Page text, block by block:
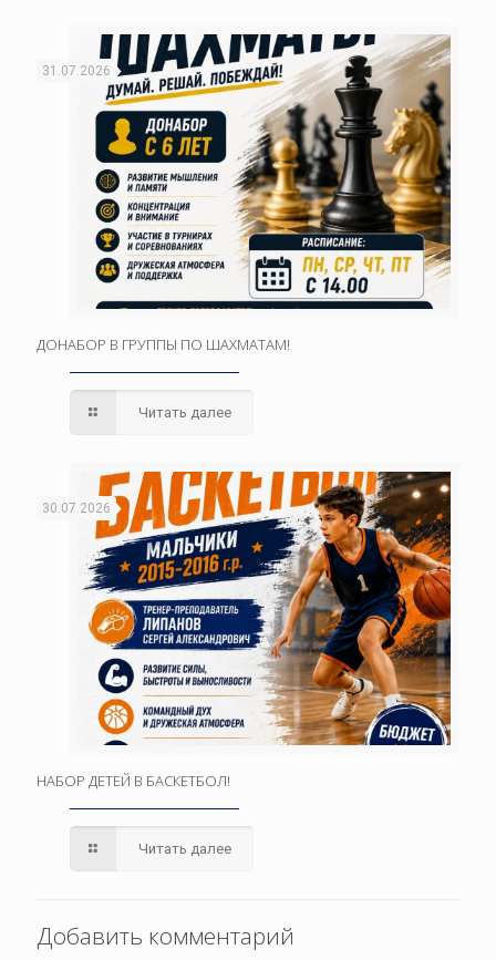
31.07.2026
ДОНАБОР В ГРУППЫ ПО ШАХМАТАМ!
Читать далее
30.07.2026
НАБОР ДЕТЕЙ В БАСКЕТБОЛ!
Читать далее
Добавить комментарий